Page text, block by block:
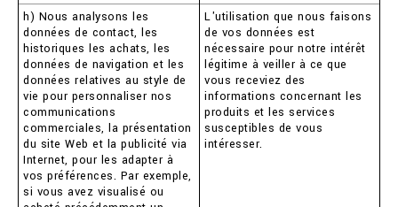
h) Nous analysons les
données de contact, les
historiques les achats, les
données de navigation et les
données relatives au style de
vie pour personnaliser nos
communications
commerciales, la présentation
du site Web et la publicité via
Internet, pour les adapter à
vos préférences. Par exemple,
si vous avez visualisé ou
L'utilisation que nous faisons
de vos données est
nécessaire pour notre intérêt
légitime à veiller à ce que
vous receviez des
informations concernant les
produits et les services
susceptibles de vous
intéresser.